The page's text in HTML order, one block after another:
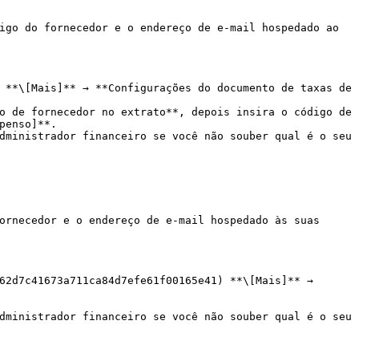
do fornecedor e o endereço de e-mail hospedado ao
**\[Mais]** → **Configurações do documento de taxas de
de fornecedor no extrato**, depois insira o código de
e o endereço de e-mail hospedado às suas
**\[Mais]** →